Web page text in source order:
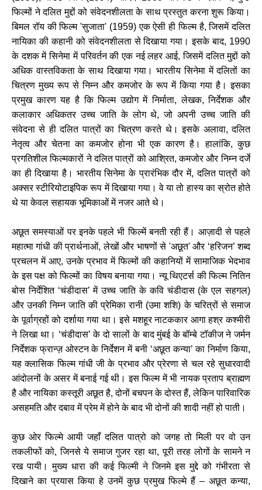
फिल्मों ने दलित मुद्दों को संवेदनशीलता के साथ प्रस्तुत करना शुरू किया।
बिमल रॉय की फिल्म 'सुजाता' (1959) एक ऐसी ही फिल्म है, जिसमें दलित
नायिका की कहानी को संवेदनशीलता से दिखाया गया। इसके बाद, 1990
के दशक में सिनेमा में परिवर्तन की एक नई लहर आई, जिसमें दलित मुद्दों को
अधिक वास्तविकता के साथ दिखाया गया। भारतीय सिनेमा में दलितों का
चित्रण मुख्य रूप से निम्न और कमजोर के रूप में किया गया है। इसका
प्रमुख कारण यह है कि फिल्म उद्योग में निर्माता, लेखक, निर्देशक और
कलाकार अधिकतर उच्च जाति के लोग थे, जो अपनी उच्च जाति की
संवेदना से ही दलित पात्रों का चित्रण करते थे। इसके अलावा, दलित
नेतृत्व और चेतना का कमजोर होना भी एक कारण है। हालांकि, कुछ
प्रगतिशील फिल्मकारों ने दलित पात्रों को आश्रित, कमजोर और निम्न दर्जे
का ही दिखाया है। भारतीय सिनेमा के प्रारंभिक दौर में, दलित पात्रों को
अक्सर स्टीरियोटाइपिक रूप में दिखाया गया। वे या तो हास्य का स्रोत होते
थे या केवल सहायक भूमिकाओं में नजर आते थे।
अछूत समस्याओं पर इनके पहले भी फिल्में बनती रही हैं। आज़ादी से पहले
महात्मा गांधी की प्रार्थनाओं, लेखों और भाषणों से 'अछूत' और ‘हरिजन’ शब्द
प्रचलन में आए, उनके प्रभाव में फिल्मों की कहानियों में सामाजिक भेदभाव
के इस पक्ष को फिल्मों का विषय बनाया गया। न्यू थिएटर्स की फिल्म नितिन
बोस निर्देशित ‘चंडीदास’ में उच्च जाति के कवि चंडीदास (के एल सहगल)
और उनकी निम्न जाति की प्रेमिका रानी (उमा शशि) के चरित्रों से समाज
के पूर्वाग्रहों को दर्शाया गया था। इसे मशहूर नाटककार आगा हश्र कश्मीरी
ने लिखा था। ‘चंडीदास’ के दो सालों के बाद मुंबई के बॉम्बे टॉकीज ने जर्मन
निर्देशक फ्रान्ज़ ओस्टन के निर्देशन में बनी ‘अछूत कन्या’ का निर्माण किया,
यह क्लासिक फिल्म गांधी जी के प्रभाव और प्रेरणा से चल रहे सुधारवादी
आंदोलनों के असर में बनाई गई थी। इस फिल्म में भी नायक प्रताप ब्राह्मण
है और नायिका कस्तूरी अछूत है, दोनों बचपन के दोस्त हैं, लेकिन पारिवारिक
असहमति और दबाव में प्रेम में होने के बाद भी दोनों की शादी नहीं हो पाती।
कुछ ओर फिल्मे आयी जहाँ दलित पात्रो को जगह तो मिली पर वो उन
तकलीफों को, जिनसे ये समाज गुजर रहा था, पूरी तरह लोगों के सामने न
रख पायी। मुख्य धारा की कई फिल्मी ने जिनमे इस मुद्दे को गंभीरता से
दिखाने का प्रयास किया हे उनमें कुछ प्रमुख फिल्मे हैं – अछूत कन्या,